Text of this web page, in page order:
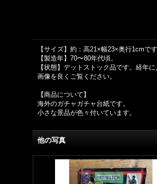
【サイズ】約：高21×幅23×奥行1cmで
【製造年】70〜80年代頃。
【状態】デットストック品です。経年
画像を良くご覧ください。
【商品について】
海外のガチャガチャ台紙です。
小さな景品が色々付いています。
他の写真